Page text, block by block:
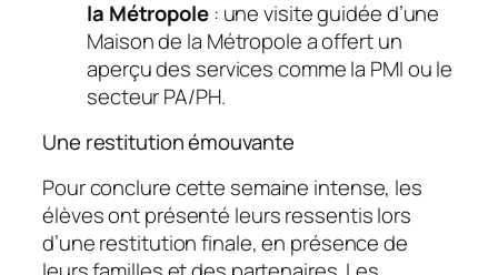
la Métropole: une visite guidée d’une
Maison de la Métropole a offert un
aperçu des services comme la PMI ou le
secteur PA/PH.
Une restitution émouvante
Pour conclure cette semaine intense, les
élèves ont présenté leurs ressentis lors
d’une restitution finale, en présence de